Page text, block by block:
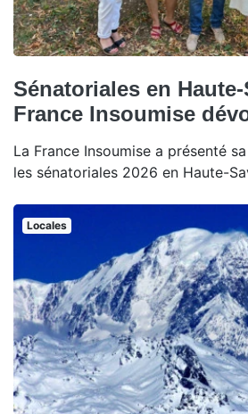
Sénatoriales en
France Insoumise
La France Insoumise a présenté
les sénatoriales 2026 en Haute-
Locales